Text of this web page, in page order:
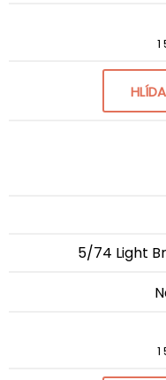
1
5/74 Light
1